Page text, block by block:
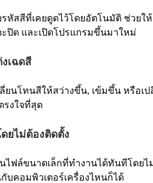
หัสสีที่เคยดูดไว้โดยอัตโนมัติ ช่วยใ
ปิด และเปิดโปรแกรมขึ้นมาใหม่
เฉดสี
ยนโทนสีให้สว่างขึ้น, เข้มขึ้น หรือ
รงใจที่สุด
ยไม่ต้องติดตั้ง
ไฟล์ขนาดเล็กที่ทำงานได้ทันทีโดยไม่
กับคอมพิวเตอร์เครื่องไหนก็ได้